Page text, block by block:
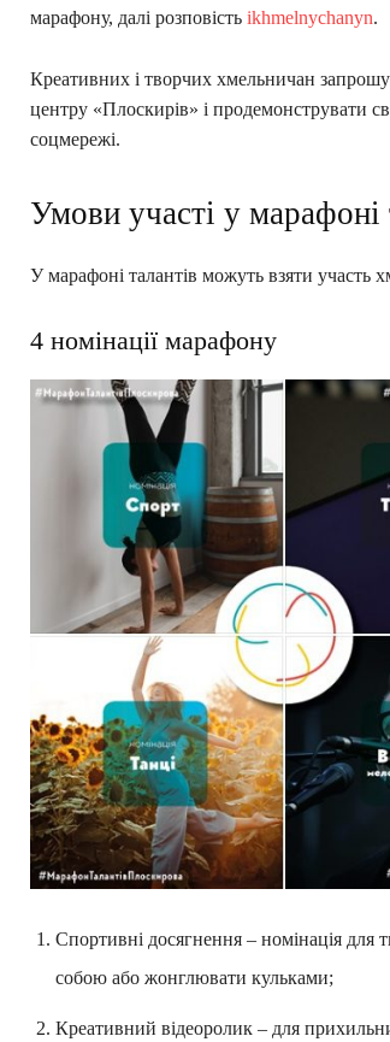
марафону, далі розповість ikhmelnychanyn.
Креативних і творчих хмельничан
центру «Плоскирів» і продемонструвати
соцмережі.
Умови участі у марафоні
У марафоні талантів можуть взяти участь
4 номінації марафону
Спортивні досягнення – номінація для
собою або жонглювати кульками;
Креативний відеоролик – для